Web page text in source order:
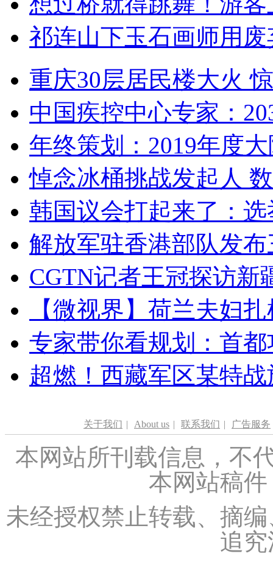
祁连山下玉石画师用
重庆30层居民楼大火
中国疾控中心专家：
年终策划：2019年度
悼念冰桶挑战发起人
韩国议会打起来了：
解放军驻香港部队发
CGTN记者王冠探访新
【微视界】荷兰夫妇
专家带你看规划：首
超燃！西藏军区某特
关于我们 | About us | 联系我们 | 广告服务
本网站所刊载信息，不
本网站稿
未经授权禁止转载、摘
追